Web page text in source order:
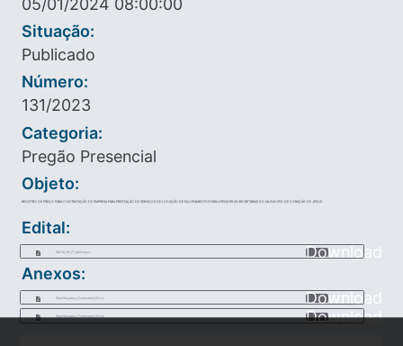
Situação:
Publicado
Número:
131/2023
Categoria:
Pregão Presencial
Objeto:
REGISTRO DE PREÇO PARA CONTRATAÇÃO DE EMPRESA PARA PRESTAÇÃO DE SERVIÇOS DE LOCAÇÃO DE EQUIPAMENTOS PARA ATENDER AS SECRETARIAS DO MUNICIPIO DE CORAÇÃO DE JESUS.
Edital:
EDITAL_PP_77_2023.docx
Download
Anexos:
Planilha_para_o_Fornecedor_50.xls Download
Planilha_para_o_Fornecedor_50.xls Download